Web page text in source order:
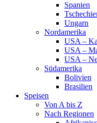
Spanien
Ungarn
Nordamerika
USA –
USA –
USA –
Südamerika
Bolivien
Brasilien
Speisen
Von A bis Z
Nach Regionen